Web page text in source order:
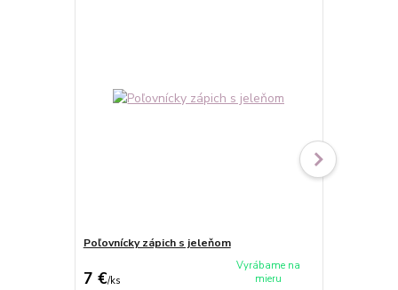
Poľovnícky zápich s jeleňom
7 €/ks
Vyrábame na
mieru